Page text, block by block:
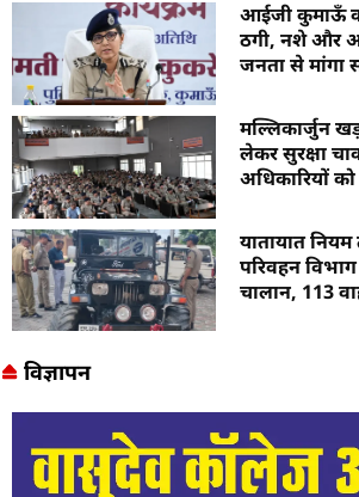
आईजी कुमाऊँ
ठगी, नशे और
जनता से मांगा
मल्लिकार्जुन
लेकर सुरक्षा
अधिकारियों
यातायात
परिवहन
चालान, 113
विज्ञापन